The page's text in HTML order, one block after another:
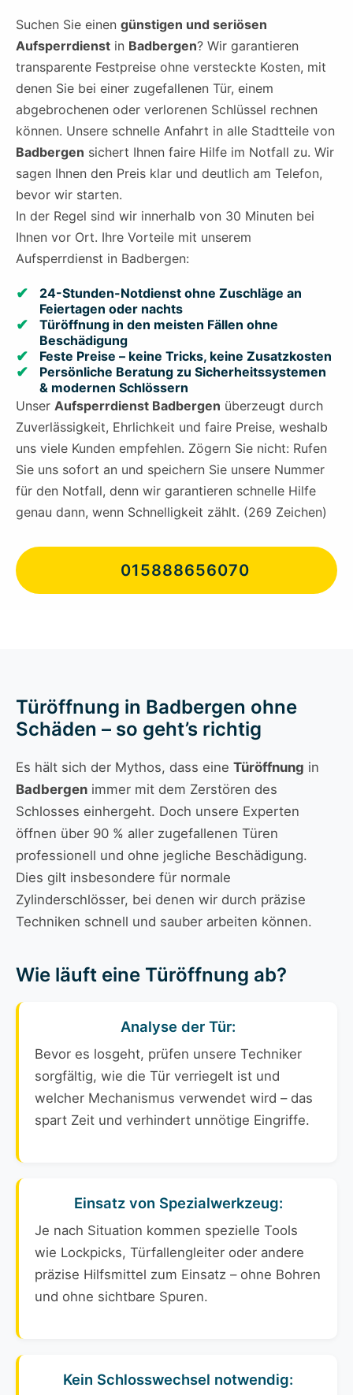
Suchen Sie einen günstigen und seriösen
Aufsperrdienst in Badbergen? Wir garantieren
transparente Festpreise ohne versteckte Kosten, mit
denen Sie bei einer zugefallenen Tür, einem
abgebrochenen oder verlorenen Schlüssel rechnen
können. Unsere schnelle Anfahrt in alle Stadtteile von
Badbergen sichert Ihnen faire Hilfe im Notfall zu. Wir
sagen Ihnen den Preis klar und deutlich am Telefon,
bevor wir starten.
In der Regel sind wir innerhalb von 30 Minuten bei
Ihnen vor Ort. Ihre Vorteile mit unserem
Aufsperrdienst in Badbergen:
24-Stunden-Notdienst ohne Zuschläge an
Feiertagen oder nachts
Türöffnung in den meisten Fällen ohne
Beschädigung
Feste Preise – keine Tricks, keine Zusatzkosten
Persönliche Beratung zu Sicherheitssystemen
& modernen Schlössern
Unser Aufsperrdienst Badbergen überzeugt durch
Zuverlässigkeit, Ehrlichkeit und faire Preise, weshalb
uns viele Kunden empfehlen. Zögern Sie nicht: Rufen
Sie uns sofort an und speichern Sie unsere Nummer
für den Notfall, denn wir garantieren schnelle Hilfe
genau dann, wenn Schnelligkeit zählt. (269 Zeichen)
015888656070
Türöffnung in Badbergen ohne
Schäden – so geht’s richtig
Es hält sich der Mythos, dass eine Türöffnung in
Badbergen immer mit dem Zerstören des
Schlosses einhergeht. Doch unsere Experten
öffnen über 90 % aller zugefallenen Türen
professionell und ohne jegliche Beschädigung.
Dies gilt insbesondere für normale
Zylinderschlösser, bei denen wir durch präzise
Techniken schnell und sauber arbeiten können.
Wie läuft eine Türöffnung ab?
Analyse der Tür:
Bevor es losgeht, prüfen unsere Techniker
sorgfältig, wie die Tür verriegelt ist und
welcher Mechanismus verwendet wird – das
spart Zeit und verhindert unnötige Eingriffe.
Einsatz von Spezialwerkzeug:
Je nach Situation kommen spezielle Tools
wie Lockpicks, Türfallengleiter oder andere
präzise Hilfsmittel zum Einsatz – ohne Bohren
und ohne sichtbare Spuren.
Kein Schlosswechsel notwendig: